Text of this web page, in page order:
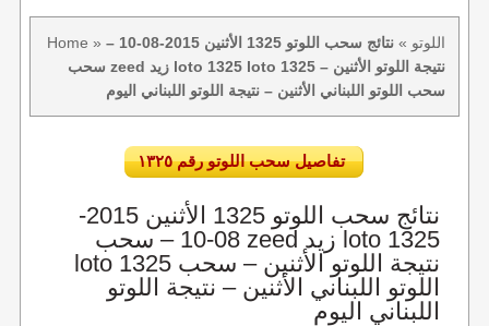
Home » اللوتو »
نتائج سحب اللوتو 1325 الأثنين 2015-08-10 –
سحب zeed زيد loto 1325 loto 1325 نتيجة اللوتو الأثنين –
سحب اللوتو اللبناني الأثنين – نتيجة اللوتو اللبناني اليوم
تفاصيل سحب اللوتو رقم ١٣٢٥
نتائج سحب اللوتو 1325 الأثنين 2015-
08-10 – سحب zeed زيد loto 1325
loto 1325 نتيجة اللوتو الأثنين – سحب
اللوتو اللبناني الأثنين – نتيجة اللوتو
اللبناني اليوم